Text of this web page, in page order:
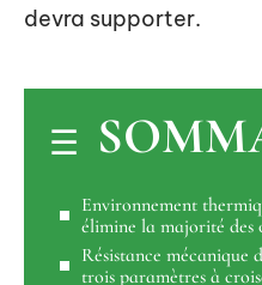
devra supporter.
Environnement
élimine la majorité des
Résistance mécanique
trois paramètres à